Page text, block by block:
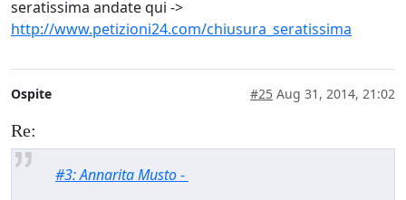
seratissima andate qui ->
http://www.petizioni24.com/chiusura_seratissima
Ospite #25 Aug 31, 2014, 21:02
Re:
#3: Annarita Musto -